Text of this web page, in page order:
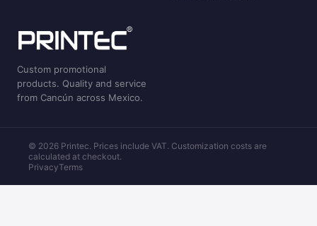
Custom promotional
products. Quality and service
from Cancún across Mexico.
© 2026 Printec. Prices include VAT. Customization costs are
calculated at checkout.
PrivacyTerms